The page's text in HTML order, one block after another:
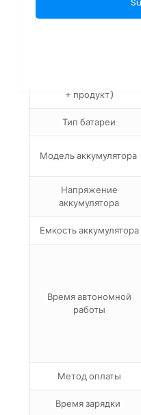
+ продукт)
Тип батареи
Модель аккумулятора
Напряжение
аккумулятора
Емкость аккумулятора
Время автономной
работы
Метод оплаты
Время зарядки